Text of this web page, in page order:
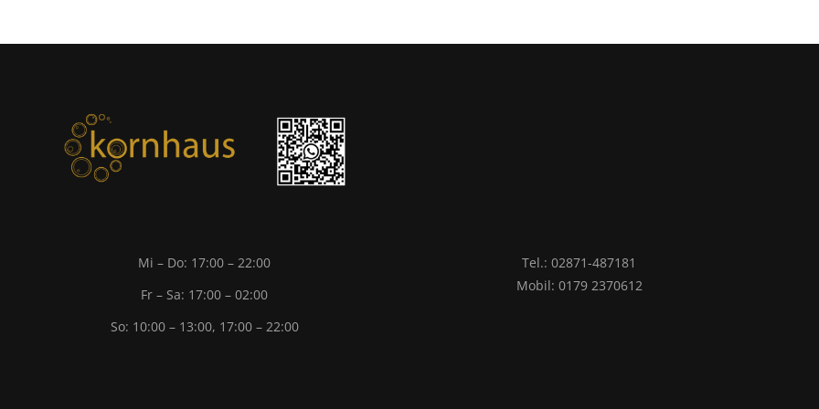
Mi – Do: 17:00 – 22:00
Fr – Sa: 17:00 – 02:00
So: 10:00 – 13:00, 17:00 – 22:00
Tel.: 02871-487181
Mobil: 0179 2370612